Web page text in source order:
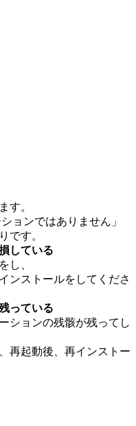
す。
ョンではありません」
です。
している
し、
ンストールをしてくださ
っている
ションの残骸が残ってし
再起動後、再インストー